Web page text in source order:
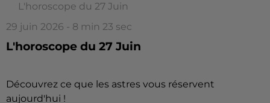
L'horoscope du 27 Juin
29 juin 2026 - 8 min 23 sec
L'horoscope du 27 Juin
Découvrez ce que les astres vous réservent
aujourd'hui !